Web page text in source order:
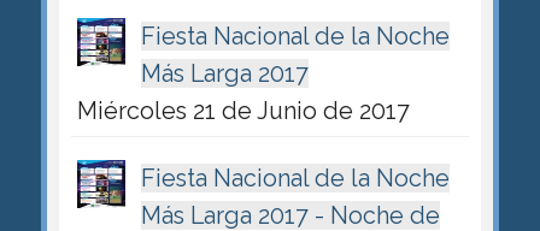
Fiesta Nacional de la Noche
Más Larga 2017
Miércoles 21 de Junio de 2017
Fiesta Nacional de la Noche
Más Larga 2017 - Noche de